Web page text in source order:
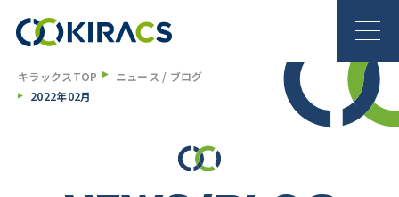
キラックスTOP
ニュース / ブログ
2022年02月